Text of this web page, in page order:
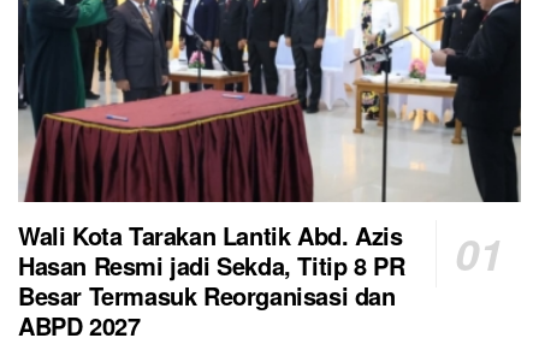
Wali Kota Tarakan Lantik Abd. Azis
Hasan Resmi jadi Sekda, Titip 8 PR
Besar Termasuk Reorganisasi dan
ABPD 2027